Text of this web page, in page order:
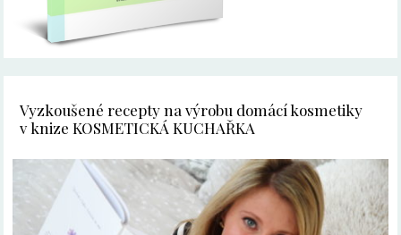
Vyzkoušené recepty na výrobu domácí kosmetiky
v knize KOSMETICKÁ KUCHAŘKA